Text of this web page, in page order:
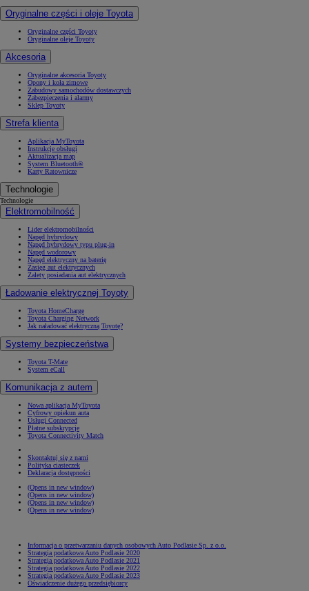
Oryginalne części i oleje Toyota
Oryginalne części Toyoty
Oryginalne oleje Toyoty
Akcesoria
Oryginalne akcesoria Toyoty
Opony i koła zimowe
Zabudowy samochodów dostawczych
Zabezpieczenia i alarmy
Sklep Toyoty
Strefa klienta
Aplikacja MyToyota
Instrukcje obsługi
Aktualizacja map
System Bluetooth®
Karty Ratownicze
Technologie
Technologie
Elektromobilność
Lider elektromobilności
Napęd hybrydowy
Napęd hybrydowy typu plug-in
Napęd wodorowy
Napęd elektryczny na baterię
Zasięg aut elektrycznych
Zalety posiadania aut elektrycznych
Ładowanie elektrycznej Toyoty
Toyota HomeCharge
Toyota Charging Network
Jak naładować elektryczną Toyotę?
Systemy bezpieczeństwa
Toyota T-Mate
System eCall
Komunikacja z autem
Nowa aplikacja MyToyota
Cyfrowy opiekun auta
Usługi Connected
Płatne subskrypcje
Toyota Connectivity Match
Skontaktuj się z nami
Polityka ciasteczek
Deklaracja dostępności
(Opens in new window)
(Opens in new window)
(Opens in new window)
(Opens in new window)
Informacja o przetwarzaniu danych osobowych Auto Podlasie Sp. z o.o.
Strategia podatkowa Auto Podlasie 2020
Strategia podatkowa Auto Podlasie 2021
Strategia podatkowa Auto Podlasie 2022
Strategia podatkowa Auto Podlasie 2023
Oświadczenie dużego przedsiębiorcy